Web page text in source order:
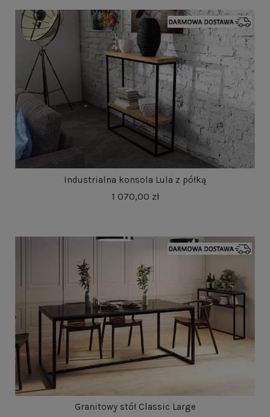
Industrialna konsola Lula z półką
1 070,00 zł
Granitowy stół Classic Large